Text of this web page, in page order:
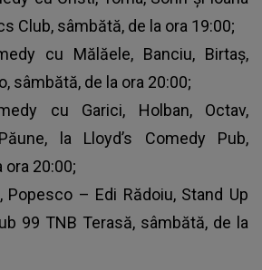
Club, sâmbătă, de la ora 19:00;
cu Mălăele, Banciu, Birtaș,
sâmbătă, de la ora 20:00;
cu Garici, Holban, Octav,
la Lloyd’s Comedy Pub,
ora 20:00;
Popesco – Edi Rădoiu, Stand Up
99 TNB Terasă, sâmbătă, de la